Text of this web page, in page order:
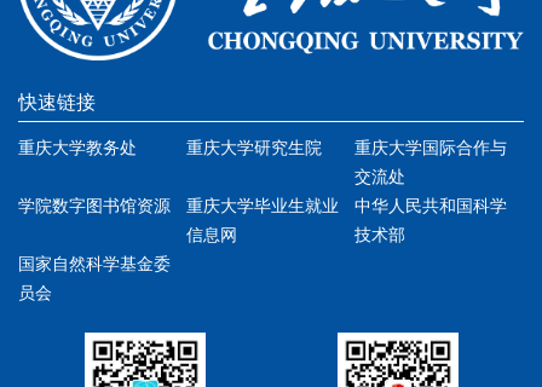
快速链接
重庆大学教务处 重庆大学研究生院
重庆大学国际合作与
交流处
学院数字图书馆资源
重庆大学毕业生就业
信息网
中华人民共和国科学
技术部
国家自然科学基金委
员会